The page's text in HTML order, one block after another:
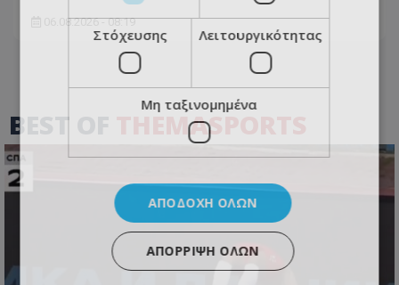
06.08.2026 - 08:19
BEST OF THEMASPORTS
Στόχευσης Λειτουργικότητας
Μη ταξινομημένα
ΑΠΟΔΟΧΉ ΌΛΩΝ
ΑΠΌΡΡΙΨΗ ΌΛΩΝ